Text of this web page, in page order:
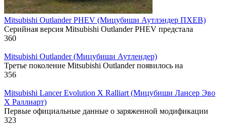
Mitsubishi Outlander PHEV (Мицубиши Аутлэндер ПХЕВ)
Серийная версия Mitsubishi Outlander PHEV предстала
360
Mitsubishi Outlander (Мицубиши Аутлендер)
Третье поколение Mitsubishi Outlander появилось на
356
Mitsubishi Lancer Evolution X Ralliart (Мицубиши Лансер Эво
Х Раллиарт)
Первые официальные данные о заряженной модификации
323